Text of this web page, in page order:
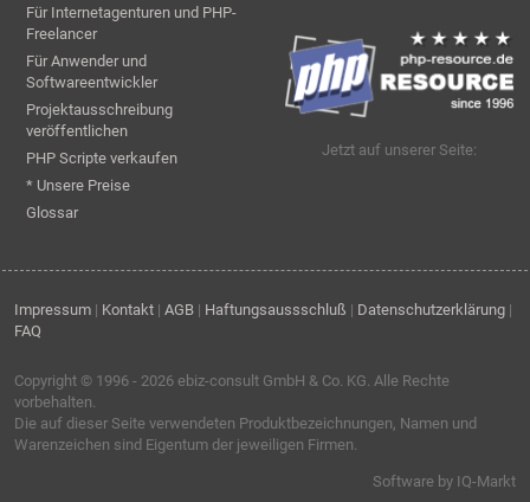
Für Internetagenturen und PHP-
Freelancer
Für Anwender und
Softwareentwickler
Projektausschreibung
veröffentlichen
PHP Scripte verkaufen
* Unsere Preise
Glossar
Jetzt auf unserer Seite:
Impressum | Kontakt | AGB | Haftungsaussschluß | Datenschutzerklärung |
FAQ
Copyright © 1996 - 2026 ebiz-consult GmbH & Co. KG. Alle Rechte
vorbehalten.
Die auf dieser Seite verwendeten Produktbezeichnungen, Namen und
Warenzeichen sind Eigentum der jeweiligen Firmen.
Software by IQ-Markt